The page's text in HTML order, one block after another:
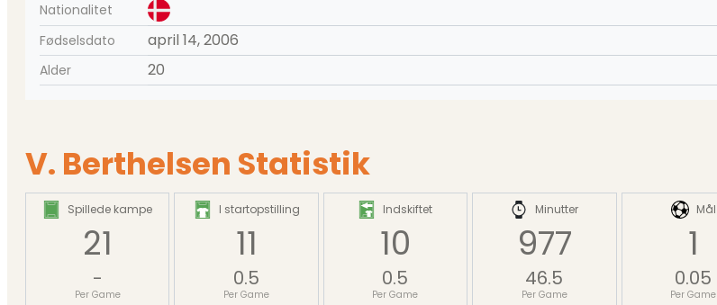
Nationalitet
Fødselsdato
april 14, 2006
Alder 20
V. Berthelsen Statistik
Spillede kampe
21
-
Per Game
I startopstilling
11
0.5
Per Game
Indskiftet
10
0.5
Per Game
Minutter
977
46.5
Per Game
Mål
1
0.05
Per Game